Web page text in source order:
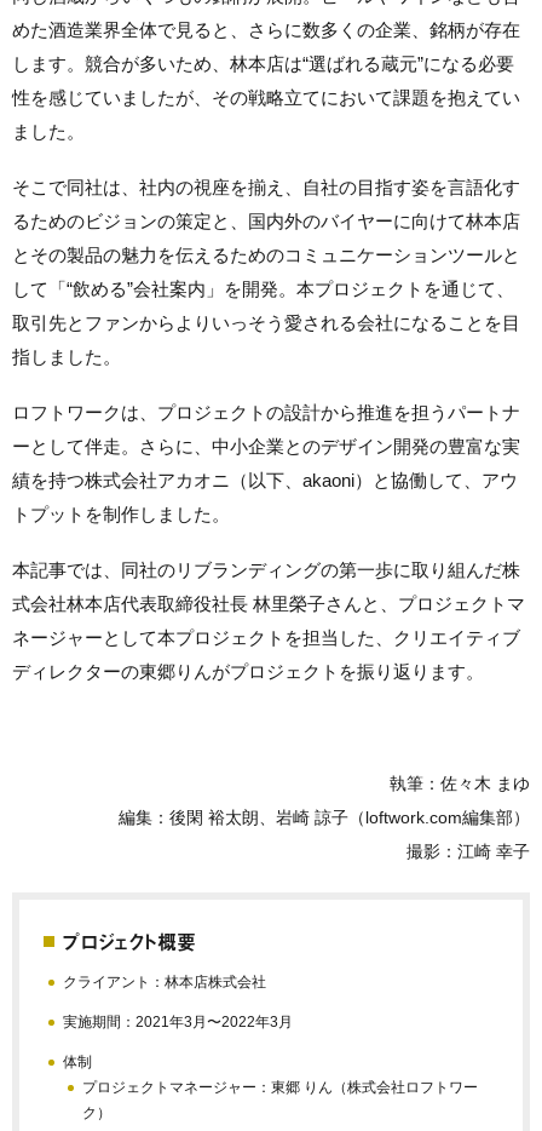
めた酒造業界全体で見ると、さらに数多くの企業、銘柄が存在
します。競合が多いため、林本店は“選ばれる蔵元”になる必要
性を感じていましたが、その戦略立てにおいて課題を抱えてい
ました。
そこで同社は、社内の視座を揃え、自社の目指す姿を言語化す
るためのビジョンの策定と、国内外のバイヤーに向けて林本店
とその製品の魅力を伝えるためのコミュニケーションツールと
して「“飲める”会社案内」を開発。本プロジェクトを通じて、
取引先とファンからよりいっそう愛される会社になることを目
指しました。
ロフトワークは、プロジェクトの設計から推進を担うパートナ
ーとして伴走。さらに、中小企業とのデザイン開発の豊富な実
績を持つ株式会社アカオニ（以下、akaoni）と協働して、アウ
トプットを制作しました。
本記事では、同社のリブランディングの第一歩に取り組んだ株
式会社林本店代表取締役社長 林里榮子さんと、プロジェクトマ
ネージャーとして本プロジェクトを担当した、クリエイティブ
ディレクターの東郷りんがプロジェクトを振り返ります。
執筆：佐々木 まゆ
編集：後閑 裕太朗、岩崎 諒子（loftwork.com編集部）
撮影：江崎 幸子
プロジェクト概要
クライアント：林本店株式会社
実施期間：2021年3月〜2022年3月
体制
プロジェクトマネージャー：東郷 りん（株式会社ロフトワー
ク）